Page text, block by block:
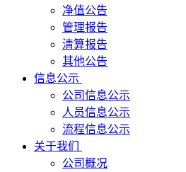
净值公告
管理报告
清算报告
其他公告
信息公示
公司信息公示
人员信息公示
流程信息公示
关于我们
公司概况